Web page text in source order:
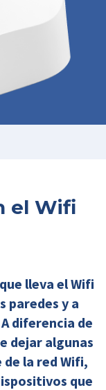
el Wifi
lleva el Wifi
paredes y a
diferencia de
dejar algunas
la red Wifi,
que